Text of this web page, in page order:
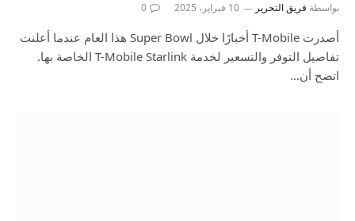
بواسطة فريق التحرير 10 فبراير، 2025 0
أصدرت T-Mobile أخبارًا خلال Super Bowl هذا العام عندما أعلنت
تفاصيل التوفر والتسعير لخدمة T-Mobile Starlink الخاصة بها.
اتضح أن…